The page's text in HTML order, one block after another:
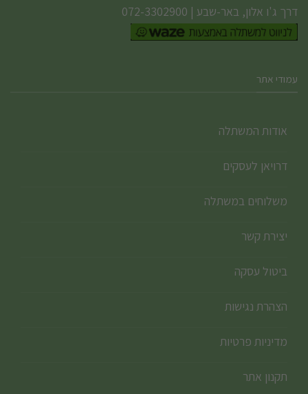
דרך ג'ו אלון, באר-שבע |
072-3302900
עמודי אתר
אודות המשתלה
דרויאן לעסקים
משלוחים במשתלה
יצירת קשר
ביטול עסקה
הצהרת נגישות
מדיניות פרטיות
תקנון אתר